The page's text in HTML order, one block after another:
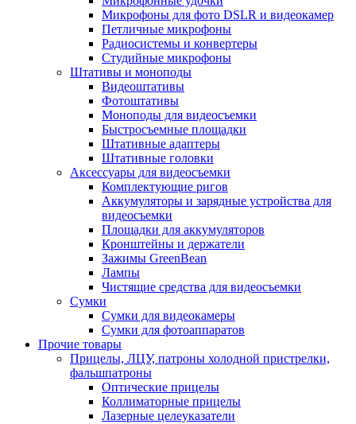
Микрофоны для фото DSLR и видеокамер
Петличные микрофоны
Радиосистемы и конвертеры
Студийные микрофоны
Штативы и моноподы
Видеоштативы
Фотоштативы
Моноподы для видеосъемки
Быстросъемные площадки
Штативные адаптеры
Штативные головки
Аксессуары для видеосъемки
Комплектующие ригов
Аккумуляторы и зарядные устройства для
видеосъемки
Площадки для аккумуляторов
Кронштейны и держатели
Зажимы GreenBean
Лампы
Чистящие средства для видеосъемки
Сумки
Сумки для видеокамеры
Сумки для фотоаппаратов
Прочие товары
Прицелы, ЛЦУ, патроны холодной пристрелки,
фальшпатроны
Оптические прицелы
Коллиматорные прицелы
Лазерные целеуказатели